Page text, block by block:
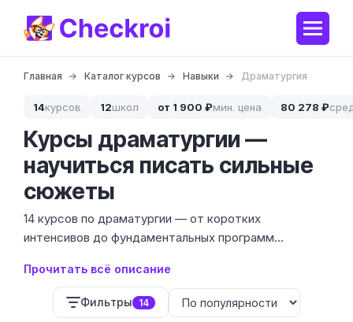
Главная Каталог курсов Навыки Драматургия
14курсов 12школ от 1 900 ₽мин. цена 80 278 ₽
Курсы драматургии —
научиться писать сильные
сюжеты
14 курсов по драматургии — от коротких
интенсивов до фундаментальных программ
только про театр, но и про умение выстраивать
конфликты, создавать живых персонажей и
управлять вниманием аудитории в любом тексте.
Прочитать всё описание
Фильтры 14